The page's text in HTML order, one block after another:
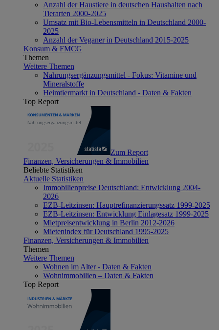
Anzahl der Haustiere in deutschen Haushalten nach
Tierarten 2000-2025
Umsatz mit Bio-Lebensmitteln in Deutschland 2000-
2025
Anzahl der Veganer in Deutschland 2015-2025
Konsum & FMCG
Themen
Weitere Themen
Nahrungsergänzungsmittel - Fokus: Vitamine und
Mineralstoffe
Heimtiermarkt in Deutschland - Daten & Fakten
Top Report
Zum Report
Finanzen, Versicherungen & Immobilien
Beliebte Statistiken
Aktuelle Statistiken
Immobilienpreise Deutschland: Entwicklung 2004-
2026
EZB-Leitzinsen: Hauptrefinanzierungssatz 1999-2025
EZB-Leitzinsen: Entwicklung Einlagesatz 1999-2025
Mietpreisentwicklung in Berlin 2012-2026
Mietenindex für Deutschland 1995-2025
Finanzen, Versicherungen & Immobilien
Themen
Weitere Themen
Wohnen im Alter - Daten & Fakten
Wohnimmobilien – Daten & Fakten
Top Report